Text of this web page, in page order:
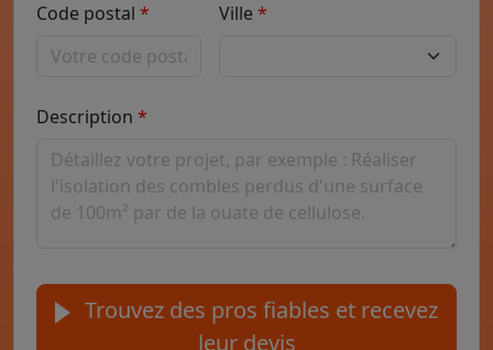
Code postal Ville
Description
Trouvez des pros fiables et recevez
leur devis